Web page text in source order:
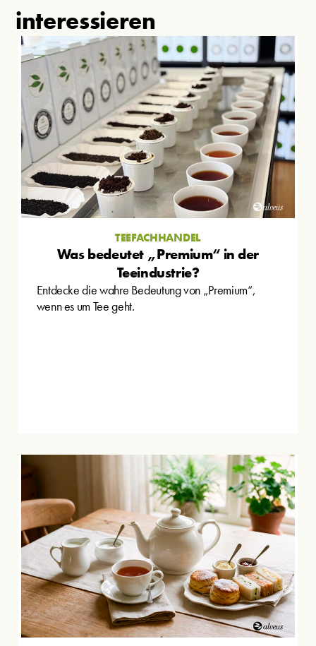
interessieren
TEEFACHHANDEL
Was bedeutet „Premium“ in der
Teeindustrie?
Entdecke die wahre Bedeutung von „Premium“,
wenn es um Tee geht.